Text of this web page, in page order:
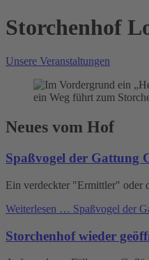
Storchenhof
Unsere Veranstaltungen
Neues vom Hof
Spaßvogel der Gattung
Ein verdeckter "Ermittler" oder
Weiterlesen … Spaßvogel der
Storchenhof wieder